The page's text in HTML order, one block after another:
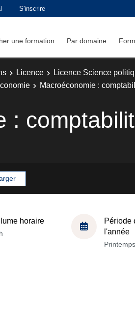
S'inscrire
une formation Par domaine
Licence Licence Science
Macroéconomie :
:
horaire
Période
l'année
Printemps